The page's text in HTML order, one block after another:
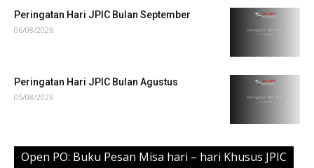
Peringatan Hari JPIC Bulan September
06/08/2026
Peringatan Hari JPIC Bulan Agustus
05/08/2026
Open PO: Buku Pesan Misa hari – hari Khusus JPIC